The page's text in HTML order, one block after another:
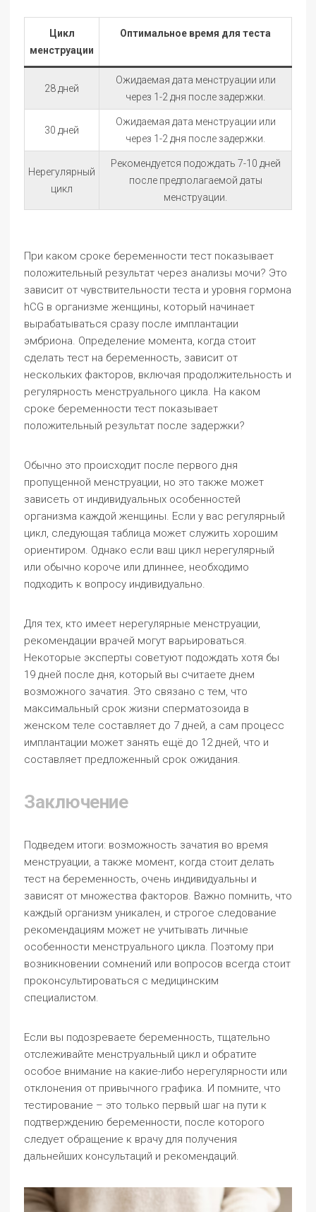
Цикл
менструации
Оптимальное время для теста
28 дней
Ожидаемая дата менструации или
через 1-2 дня после задержки.
30 дней
Ожидаемая дата менструации или
через 1-2 дня после задержки.
Нерегулярный
цикл
Рекомендуется подождать 7-10 дней
после предполагаемой даты
менструации.
При каком сроке беременности тест показывает
положительный результат через анализы мочи? Это
зависит от чувствительности теста и уровня гормона
hCG в организме женщины, который начинает
вырабатываться сразу после имплантации
эмбриона. Определение момента, когда стоит
сделать тест на беременность, зависит от
нескольких факторов, включая продолжительность и
регулярность менструального цикла. На каком
сроке беременности тест показывает
положительный результат после задержки?
Обычно это происходит после первого дня
пропущенной менструации, но это также может
зависеть от индивидуальных особенностей
организма каждой женщины. Если у вас регулярный
цикл, следующая таблица может служить хорошим
ориентиром. Однако если ваш цикл нерегулярный
или обычно короче или длиннее, необходимо
подходить к вопросу индивидуально.
Для тех, кто имеет нерегулярные менструации,
рекомендации врачей могут варьироваться.
Некоторые эксперты советуют подождать хотя бы
19 дней после дня, который вы считаете днем
возможного зачатия. Это связано с тем, что
максимальный срок жизни сперматозоида в
женском теле составляет до 7 дней, а сам процесс
имплантации может занять ещё до 12 дней, что и
составляет предложенный срок ожидания.
Заключение
Подведем итоги: возможность зачатия во время
менструации, а также момент, когда стоит делать
тест на беременность, очень индивидуальны и
зависят от множества факторов. Важно помнить, что
каждый организм уникален, и строгое следование
рекомендациям может не учитывать личные
особенности менструального цикла. Поэтому при
возникновении сомнений или вопросов всегда стоит
проконсультироваться с медицинским
специалистом.
Если вы подозреваете беременность, тщательно
отслеживайте менструальный цикл и обратите
особое внимание на какие-либо нерегулярности или
отклонения от привычного графика. И помните, что
тестирование – это только первый шаг на пути к
подтверждению беременности, после которого
следует обращение к врачу для получения
дальнейших консультаций и рекомендаций.